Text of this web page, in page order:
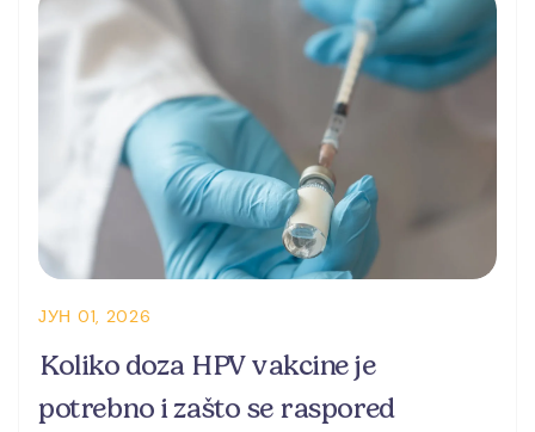
ЈУН 01, 2026
Koliko doza HPV vakcine je
potrebno i zašto se raspored